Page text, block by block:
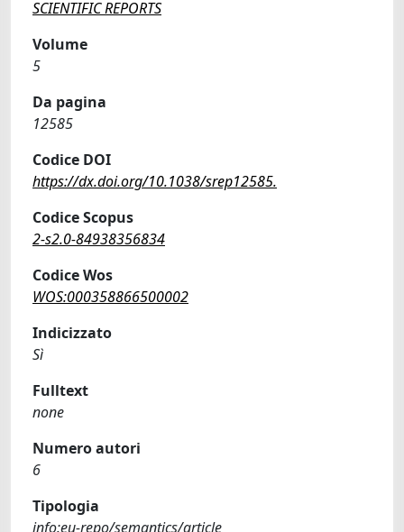
SCIENTIFIC REPORTS
Volume
5
Da pagina
12585
Codice DOI
https://dx.doi.org/10.1038/srep12585.
Codice Scopus
2-s2.0-84938356834
Codice Wos
WOS:000358866500002
Indicizzato
Sì
Fulltext
none
Numero autori
6
Tipologia
info:eu-repo/semantics/article